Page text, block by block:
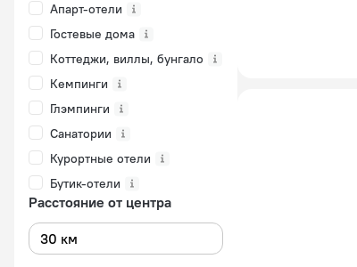
Апарт-отели
Гостевые дома
Коттеджи, виллы, бунгало
Кемпинги
Глэмпинги
Санатории
Курортные отели
Бутик-отели
Расстояние от центра